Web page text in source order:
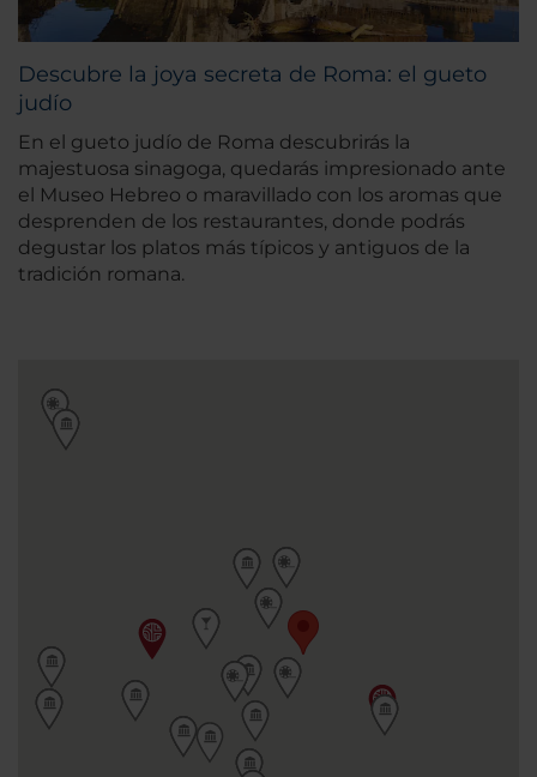
Descubre la joya secreta de Roma: el gueto
judío
En el gueto judío de Roma descubrirás la
majestuosa sinagoga, quedarás impresionado ante
el Museo Hebreo o maravillado con los aromas que
desprenden de los restaurantes, donde podrás
degustar los platos más típicos y antiguos de la
tradición romana.